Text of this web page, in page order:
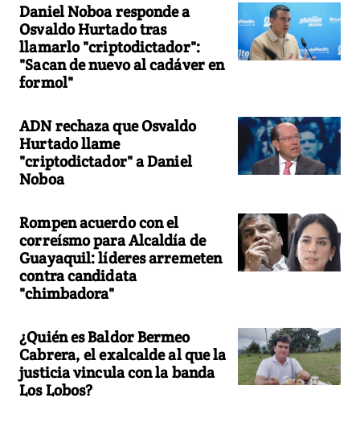
Daniel Noboa responde a
Osvaldo Hurtado tras
llamarlo "criptodictador":
"Sacan de nuevo al cadáver en
formol"
ADN rechaza que Osvaldo
Hurtado llame
"criptodictador" a Daniel
Noboa
Rompen acuerdo con el
correísmo para Alcaldía de
Guayaquil: líderes arremeten
contra candidata
"chimbadora"
¿Quién es Baldor Bermeo
Cabrera, el exalcalde al que la
justicia vincula con la banda
Los Lobos?